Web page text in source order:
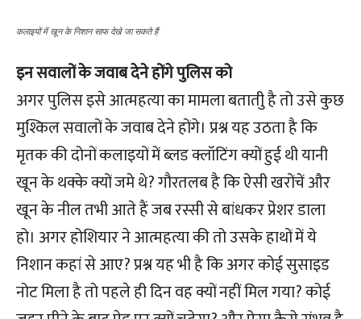
कलाइयों में खून के निशान साफ देखे जा सकते हैं
इन सवालों के जवाब देने होंगे पुलिस को
अगर पुलिस इसे आत्महत्या का मामला बतातीु है तो उसे कुछ
मुश्किल सवालों के जवाब देने होंगे। प्रश्न यह उठता है कि
मृतक की दोनों कलाइयों में ब्लड क्लॉटिंग क्यों हुई थी यानी
खून के थक्के क्यों जमे थे? गौरतलब है कि ऐसी खरोंचें और
खून के नील तभी आते हैं जब रस्सी से बांधकर प्रेशर डाला
हो। अगर होशियार ने आत्महत्या की तो उसके हाथों में ये
निशान कहां से आए? प्रश्न यह भी है कि अगर कोई सुसाइड
नोट मिला है तो पहले ही दिन वह क्यों नहीं मिल गया? कोई